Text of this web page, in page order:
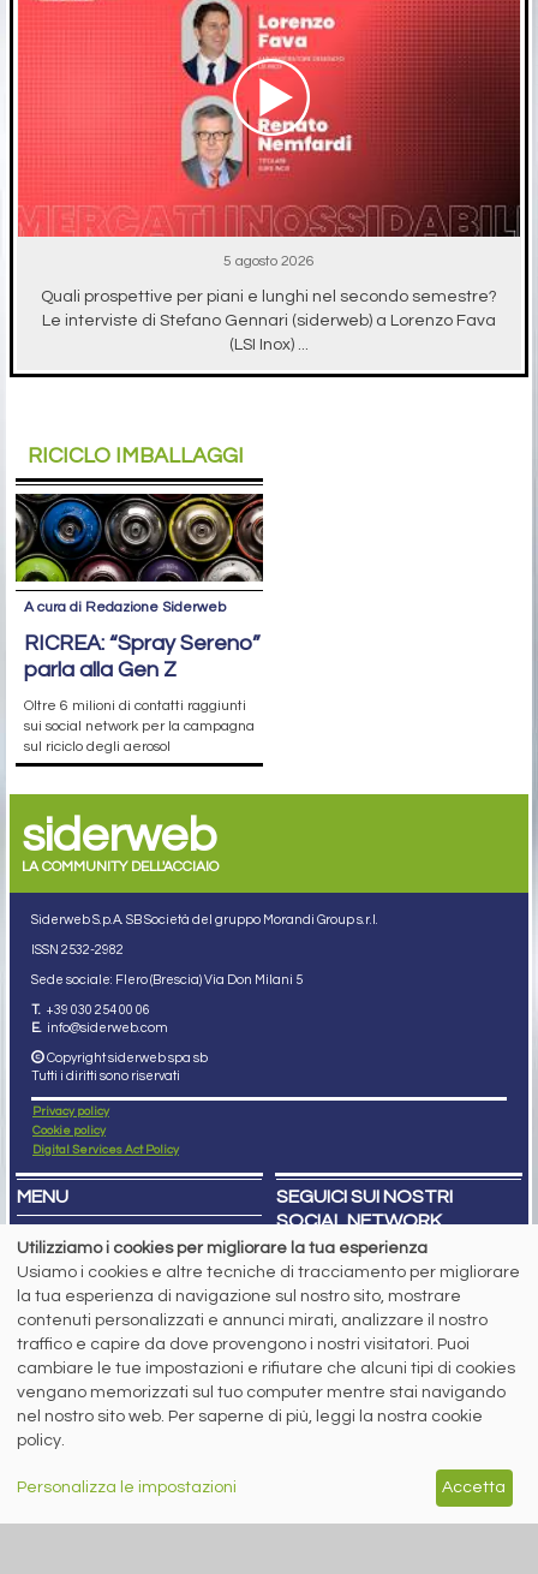
5 agosto 2026
Quali prospettive per piani e lunghi nel secondo semestre?
Le interviste di Stefano Gennari (siderweb) a Lorenzo Fava
(LSI Inox) ...
RICICLO IMBALLAGGI
A cura di Redazione Siderweb
RICREA: “Spray Sereno”
parla alla Gen Z
Oltre 6 milioni di contatti raggiunti
sui social network per la campagna
sul riciclo degli aerosol
siderweb
LA COMMUNITY DELL'ACCIAIO
Siderweb S.p.A. SB Società del gruppo Morandi Group s.r.l.
ISSN 2532-2982
Sede sociale: Flero (Brescia) Via Don Milani 5
T. +39 030 254 00 06
E. info@siderweb.com
Copyright siderweb spa sb
Tutti i diritti sono riservati
Privacy policy
Cookie policy
Digital Services Act Policy
MENU
PREZZI ITALIA
MERCATI
SERVIZI
ABBONAMENTI
MADE IN STEEL
NEWSLETTER
SEGUICI SUI NOSTRI
SOCIAL NETWORK
Capitale Sociale: 190.000€ interamente versato
Registro delle Imprese di Brescia
Codice Fiscale e Partita I.V.A.:
R.E.A. n. 419331
www.siderweb.com: Autorizzazione del Tribunale di Brescia n. 11/2004 del 17
Direttrice Responsabile:
Utilizziamo i cookies per migliorare la tua esperienza
Usiamo i cookies e altre tecniche di tracciamento per migliorare
la tua esperienza di navigazione sul nostro sito, mostrare
contenuti personalizzati e annunci mirati, analizzare il nostro
traffico e capire da dove provengono i nostri visitatori. Puoi
cambiare le tue impostazioni e rifiutare che alcuni tipi di cookies
vengano memorizzati sul tuo computer mentre stai navigando
nel nostro sito web. Per saperne di più, leggi la nostra cookie
policy.
Personalizza le impostazioni Accetta